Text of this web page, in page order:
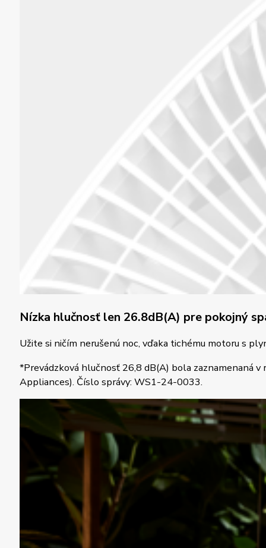
Nízka hlučnosť len 26.8dB(A) pre pokojný
Užite si ničím nerušenú noc, vďaka tichému motoru s
*Prevádzková hlučnosť 26,8 dB(A) bola zaznamenaná
Appliances). Číslo správy: WS1-24-0033.